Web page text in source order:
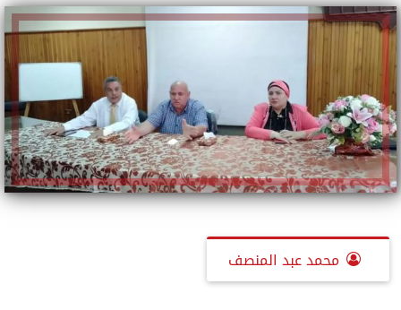
محمد عبد المنصف